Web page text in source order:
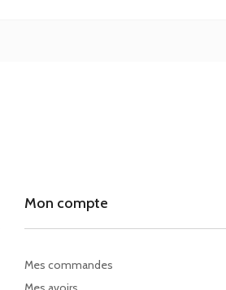
Mon compte
Mes commandes